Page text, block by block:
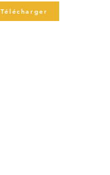
Télécharger